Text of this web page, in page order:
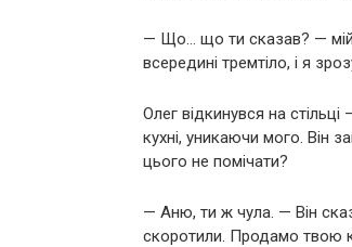
— Що… що ти сказав? — мій
всередині тремтіло, і я
Олег відкинувся на
кухні, уникаючи мого. Він
цього не помічати?
— Аню, ти ж чула. — Він
скоротили. Продамо твою